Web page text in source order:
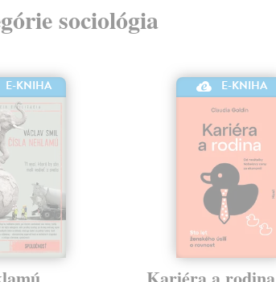
sociológia
E-KNIHA E-KNIHA